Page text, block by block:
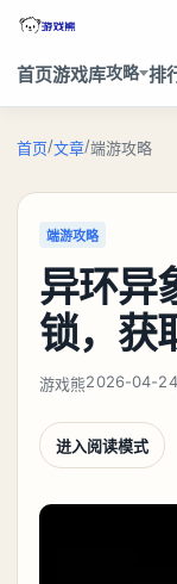
首页游戏库攻略 排
首页/文章/端游攻略
端游攻略
异环异
锁，获
游戏熊2026-04-24
进入阅读模式